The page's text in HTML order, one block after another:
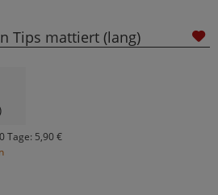
Tips mattiert (lang)
Tage: 5,90 €